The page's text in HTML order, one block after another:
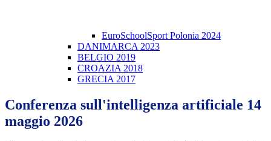
EuroSchoolSport Polonia 2024
DANIMARCA 2023
BELGIO 2019
CROAZIA 2018
GRECIA 2017
Conferenza sull'intelligenza artificiale 14
maggio 2026